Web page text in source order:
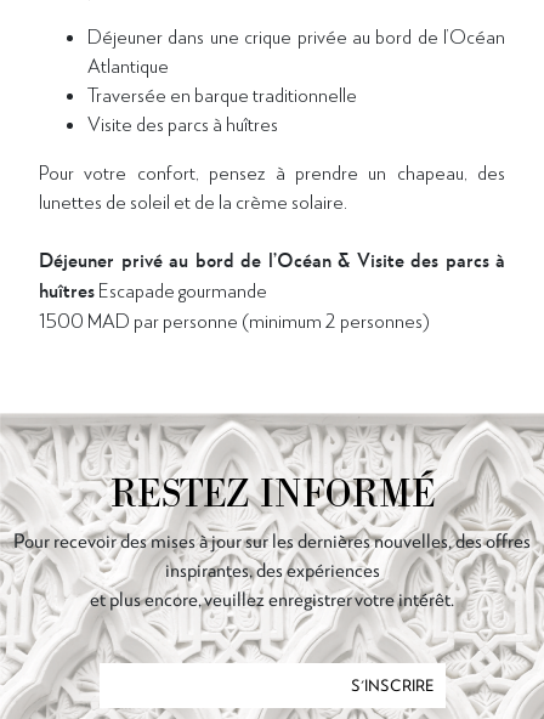
Déjeuner dans une crique privée au bord de l’Océan
Atlantique
Traversée en barque traditionnelle
Visite des parcs à huîtres
Pour votre confort, pensez à prendre un chapeau, des
lunettes de soleil et de la crème solaire.
Déjeuner privé au bord de l’Océan & Visite des parcs à
huîtres Escapade gourmande
1500 MAD par personne (minimum 2 personnes)
RESTEZ INFORMÉ
Pour recevoir des mises à jour sur les dernières nouvelles, des offres
inspirantes, des expériences
et plus encore, veuillez enregistrer votre intérêt.
S'INSCRIRE